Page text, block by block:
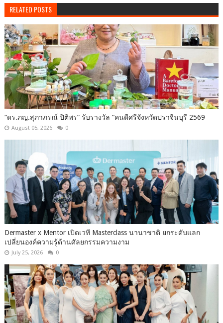
RELATED POSTS
“ดร.ภญ.สุภาภรณ์ ปิติพร” รับรางวัล “คนดีศรีจังหวัดปราจีนบุรี 2569
August 05, 2026 0
Dermaster x Mentor เปิดเวที Masterclass นานาชาติ ยกระดับแลก
เปลี่ยนองค์ความรู้ด้านศัลยกรรมความงาม
July 25, 2026 0